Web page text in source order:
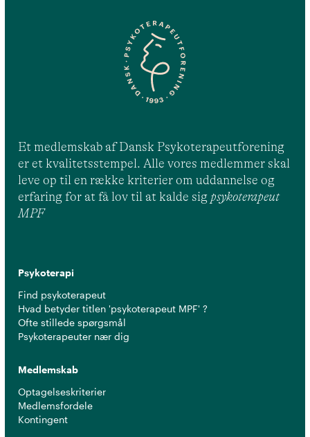
Et medlemskab af Dansk Psykoterapeutforening
er et kvalitetsstempel. Alle vores medlemmer skal
leve op til en række kriterier om uddannelse og
erfaring for at få lov til at kalde sig psykoterapeut
MPF
Psykoterapi
Find psykoterapeut
Hvad betyder titlen 'psykoterapeut MPF' ?
Ofte stillede spørgsmål
Psykoterapeuter nær dig
Medlemskab
Optagelseskriterier
Medlemsfordele
Kontingent